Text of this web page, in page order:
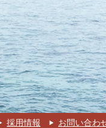
採用情報 お問い合わ